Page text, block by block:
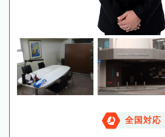
全国対応